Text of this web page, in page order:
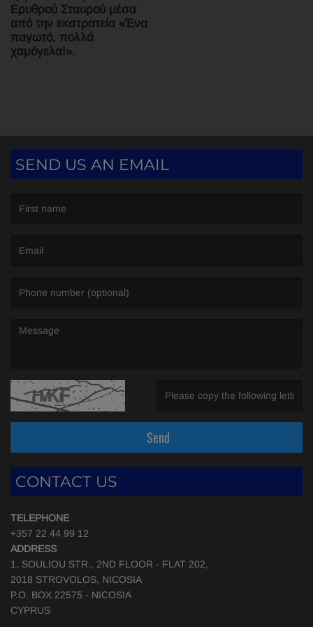
Ερυθρού Σταυρού μέσα
από την εκστρατεία «Ένα
παγωτό, πολλά
χαμόγελα!».
SEND US AN EMAIL
Send
CONTACT US
TELEPHONE
+357 22 44 99 12
ADDRESS
1, SOULIOU STR., 2ND FLOOR - FLAT 202,
2018 STROVOLOS, NICOSIA
P.O. BOX 22575 - NICOSIA
CYPRUS